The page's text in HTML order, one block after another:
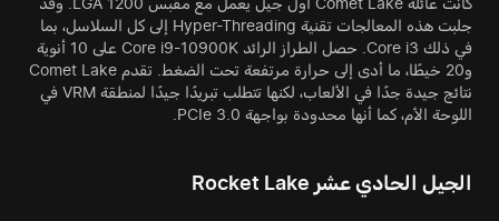
جلبت هذه المعالجات تقنية Hyper-Threading إلى كل السلاسل، بما
في ذلك Core i3. حصل الطراز الرائد Core i9-10900K على 10 أنوية
و20 خيطًا، ما أدى إلى حرارة مرتفعة تحت الضغط. تقدم Comet Lake
نتائج جيدة جدًا في الألعاب، لكنها تتطلب تبريدًا جيدًا لمنطقة VRM في
اللوحة الأم، كما أنها محدودة بواجهة PCIe 3.0.
الجيل الحادي عشر Rocket Lake